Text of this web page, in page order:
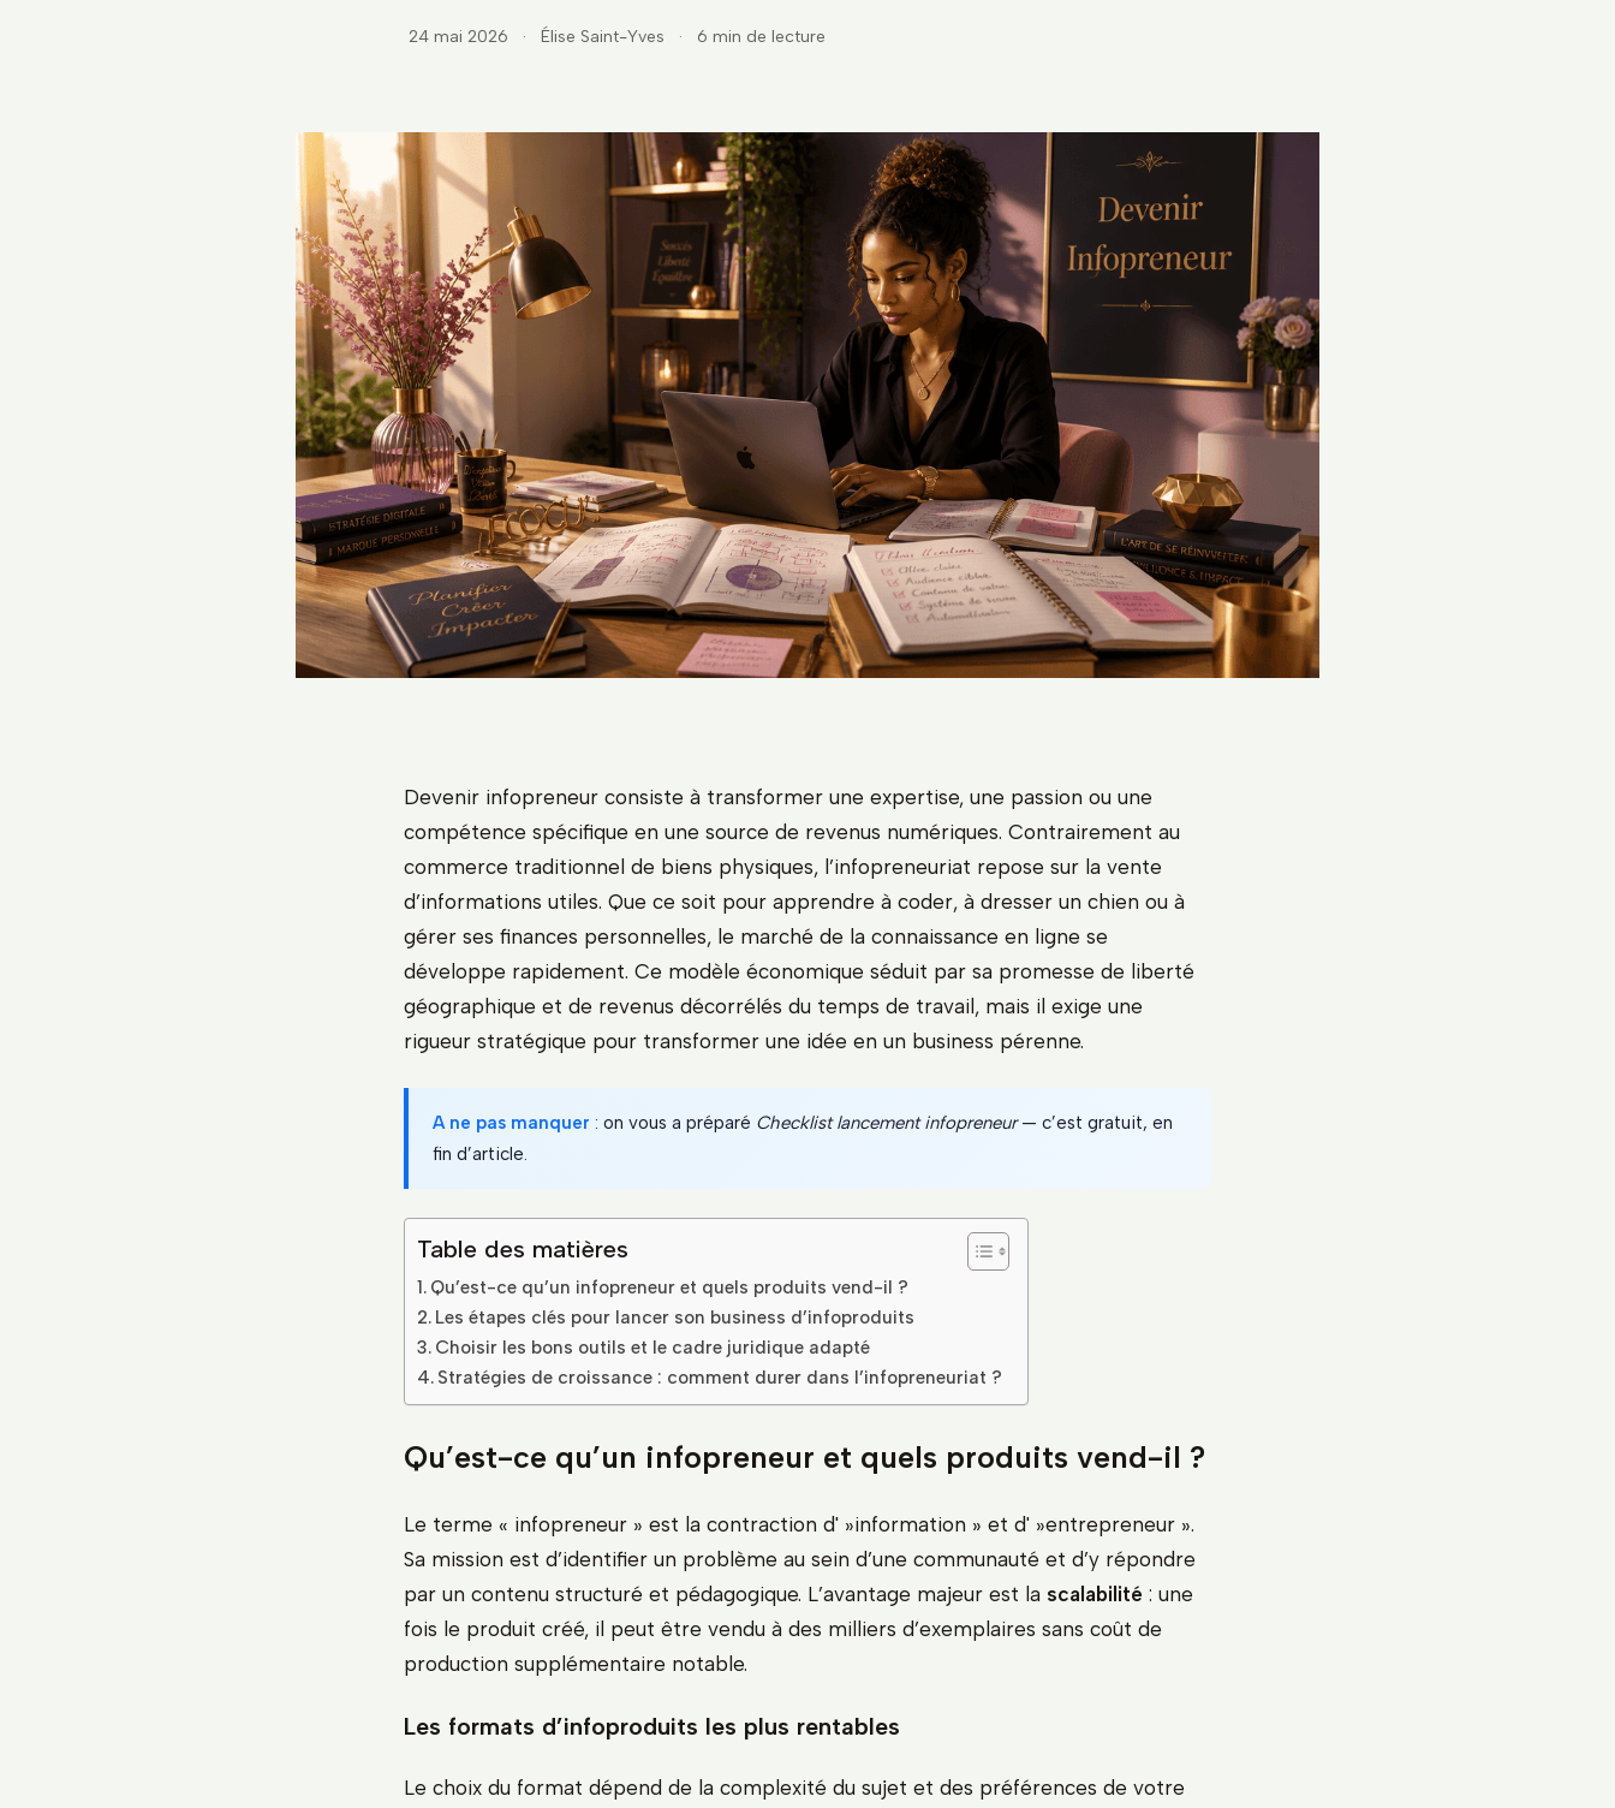
24 mai 2026 · Élise Saint-Yves · 6 min de lecture
Devenir infopreneur consiste à transformer une expertise, une passion ou une
compétence spécifique en une source de revenus numériques. Contrairement au
commerce traditionnel de biens physiques, l’infopreneuriat repose sur la vente
d’informations utiles. Que ce soit pour apprendre à coder, à dresser un chien ou à
gérer ses finances personnelles, le marché de la connaissance en ligne se
développe rapidement. Ce modèle économique séduit par sa promesse de liberté
géographique et de revenus décorrélés du temps de travail, mais il exige une
rigueur stratégique pour transformer une idée en un business pérenne.
A ne pas manquer : on vous a préparé Checklist lancement infopreneur— c’est gratuit, en
fin d’article.
Table des matières
Qu’est-ce qu’un infopreneur et quels produits vend-il ?
Les étapes clés pour lancer son business d’infoproduits
Choisir les bons outils et le cadre juridique adapté
Stratégies de croissance : comment durer dans l’infopreneuriat ?
Qu’est-ce qu’un infopreneur et quels produits vend-il ?
Le terme « infopreneur » est la contraction d' »information » et d' »entrepreneur ».
Sa mission est d’identifier un problème au sein d’une communauté et d’y répondre
par un contenu structuré et pédagogique. L’avantage majeur est la scalabilité : une
fois le produit créé, il peut être vendu à des milliers d’exemplaires sans coût de
production supplémentaire notable.
Les formats d’infoproduits les plus rentables
Le choix du format dépend de la complexité du sujet et des préférences de votre